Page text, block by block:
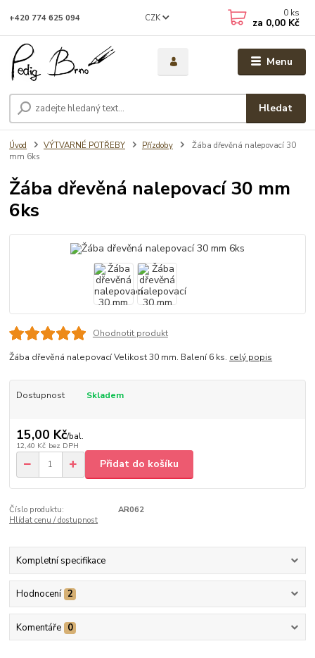
Menu
CZK
Hledat
+420 774 625 094 0 ks
za 0,00 Kč
Úvod VÝTVARNÉ POTŘEBY Přízdoby
Žába dřevěná nalepovací 30
mm 6ks
Žába dřevěná nalepovací 30 mm
6ks
Ohodnotit produkt
Žába dřevěná nalepovací Velikost 30 mm. Balení 6 ks. celý popis
Dostupnost Skladem
15,00 Kč/bal.
12,40 Kč bez DPH
Přidat do košíku
Číslo produktu:
AR062
Hlídat cenu / dostupnost
Kompletní specifikace
Hodnocení 2
Komentáře 0